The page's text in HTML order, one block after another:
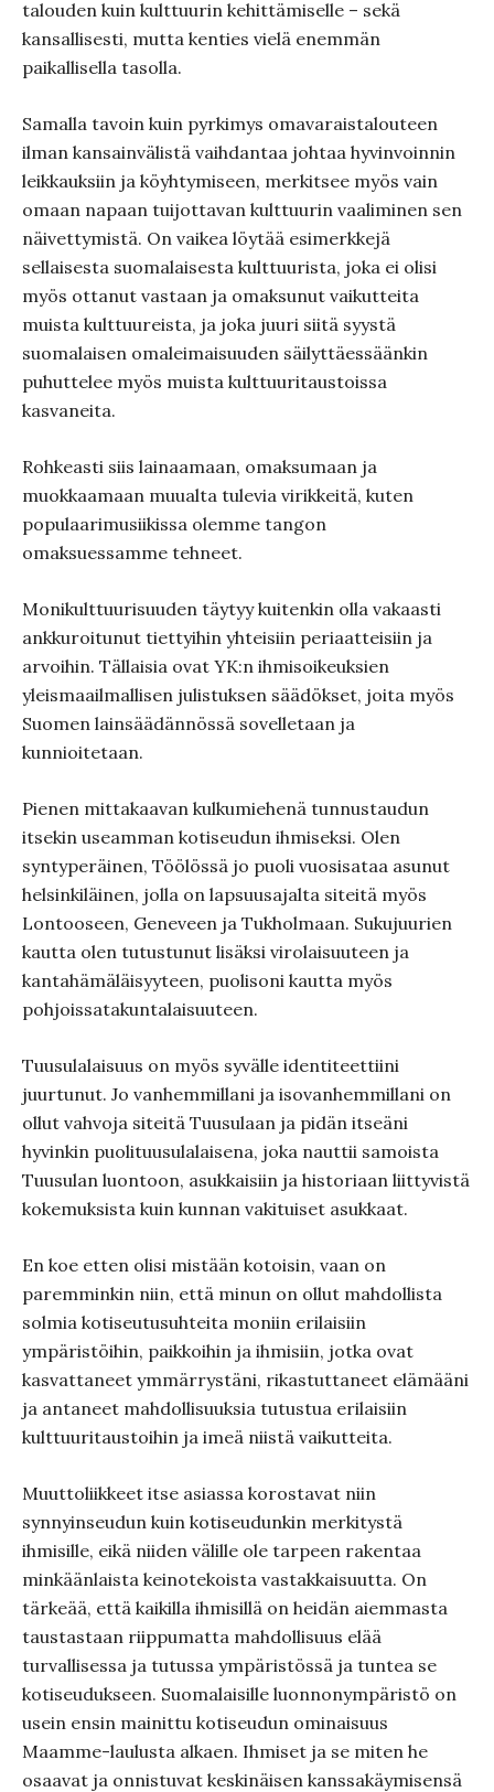
talouden kuin kulttuurin kehittämiselle – sekä
kansallisesti, mutta kenties vielä enemmän
paikallisella tasolla.
Samalla tavoin kuin pyrkimys omavaraistalouteen
ilman kansainvälistä vaihdantaa johtaa hyvinvoinnin
leikkauksiin ja köyhtymiseen, merkitsee myös vain
omaan napaan tuijottavan kulttuurin vaaliminen sen
näivettymistä. On vaikea löytää esimerkkejä
sellaisesta suomalaisesta kulttuurista, joka ei olisi
myös ottanut vastaan ja omaksunut vaikutteita
muista kulttuureista, ja joka juuri siitä syystä
suomalaisen omaleimaisuuden säilyttäessäänkin
puhuttelee myös muista kulttuuritaustoissa
kasvaneita.
Rohkeasti siis lainaamaan, omaksumaan ja
muokkaamaan muualta tulevia virikkeitä, kuten
populaarimusiikissa olemme tangon
omaksuessamme tehneet.
Monikulttuurisuuden täytyy kuitenkin olla vakaasti
ankkuroitunut tiettyihin yhteisiin periaatteisiin ja
arvoihin. Tällaisia ovat YK:n ihmisoikeuksien
yleismaailmallisen julistuksen säädökset, joita myös
Suomen lainsäädännössä sovelletaan ja
kunnioitetaan.
Pienen mittakaavan kulkumiehenä tunnustaudun
itsekin useamman kotiseudun ihmiseksi. Olen
syntyperäinen, Töölössä jo puoli vuosisataa asunut
helsinkiläinen, jolla on lapsuusajalta siteitä myös
Lontooseen, Geneveen ja Tukholmaan. Sukujuurien
kautta olen tutustunut lisäksi virolaisuuteen ja
kantahämäläisyyteen, puolisoni kautta myös
pohjoissatakuntalaisuuteen.
Tuusulalaisuus on myös syvälle identiteettiini
juurtunut. Jo vanhemmillani ja isovanhemmillani on
ollut vahvoja siteitä Tuusulaan ja pidän itseäni
hyvinkin puolituusulalaisena, joka nauttii samoista
Tuusulan luontoon, asukkaisiin ja historiaan liittyvistä
kokemuksista kuin kunnan vakituiset asukkaat.
En koe etten olisi mistään kotoisin, vaan on
paremminkin niin, että minun on ollut mahdollista
solmia kotiseutusuhteita moniin erilaisiin
ympäristöihin, paikkoihin ja ihmisiin, jotka ovat
kasvattaneet ymmärrystäni, rikastuttaneet elämääni
ja antaneet mahdollisuuksia tutustua erilaisiin
kulttuuritaustoihin ja imeä niistä vaikutteita.
Muuttoliikkeet itse asiassa korostavat niin
synnyinseudun kuin kotiseudunkin merkitystä
ihmisille, eikä niiden välille ole tarpeen rakentaa
minkäänlaista keinotekoista vastakkaisuutta. On
tärkeää, että kaikilla ihmisillä on heidän aiemmasta
taustastaan riippumatta mahdollisuus elää
turvallisessa ja tutussa ympäristössä ja tuntea se
kotiseudukseen. Suomalaisille luonnonympäristö on
usein ensin mainittu kotiseudun ominaisuus
Maamme-laulusta alkaen. Ihmiset ja se miten he
osaavat ja onnistuvat keskinäisen kanssakäymisensä